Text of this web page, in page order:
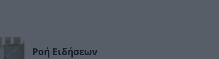
Ροή Ειδήσεων